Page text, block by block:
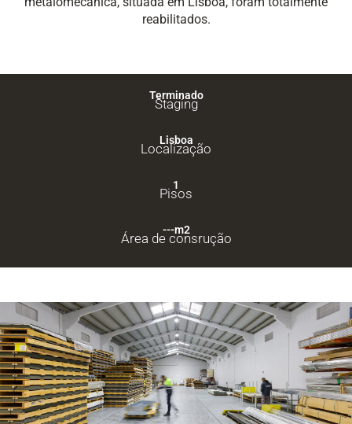
reabilitados.
Terminado
Staging
Lisboa
Localização
1
Pisos
---m2
Área de consrução